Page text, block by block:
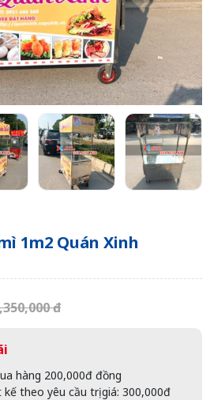
1m2 Quán Xinh
đ
hàng 200,000đ đồng
theo yêu cầu trị giá: 300,000đ